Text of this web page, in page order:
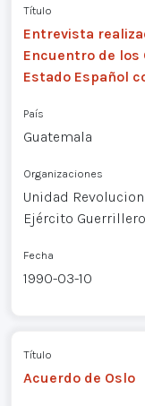
Título
Entrevista
Encuentro de los
Estado Español
País
Guatemala
Organizaciones
Unidad
Ejército
Fecha
1990-03-10
Título
Acuerdo de Oslo